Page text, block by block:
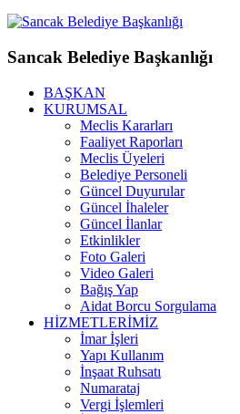
Sancak Belediye Başkanlığı
BAŞKAN
KURUMSAL
Meclis Kararları
Faaliyet Raporları
Meclis Üyeleri
Belediye Personeli
Güncel Duyurular
Güncel İhaleler
Güncel İlanlar
Etkinlikler
Foto Galeri
Video Galeri
Bağış Yap
Aidat Borcu Sorgulama
HİZMETLERİMİZ
İmar İşleri
Yapı Kullanım
İnşaat Ruhsatı
Numarataj
Vergi İşlemleri